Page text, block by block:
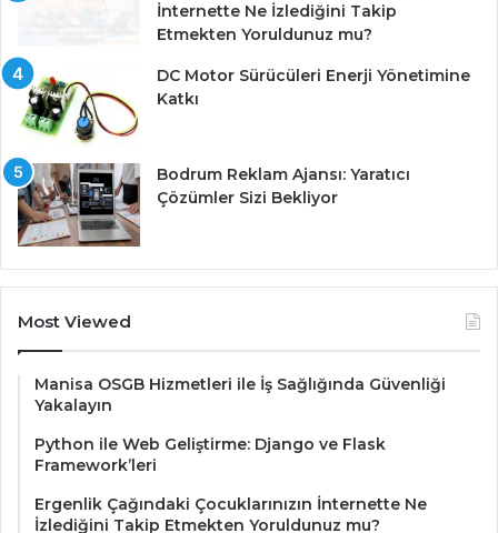
İnternette Ne İzlediğini Takip
Etmekten Yoruldunuz mu?
DC Motor Sürücüleri Enerji Yönetimine
Katkı
Bodrum Reklam Ajansı: Yaratıcı
Çözümler Sizi Bekliyor
Most Viewed
Manisa OSGB Hizmetleri ile İş Sağlığında Güvenliği
Yakalayın
Python ile Web Geliştirme: Django ve Flask
Framework’leri
Ergenlik Çağındaki Çocuklarınızın İnternette Ne
İzlediğini Takip Etmekten Yoruldunuz mu?